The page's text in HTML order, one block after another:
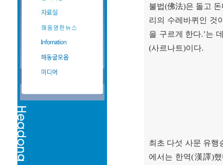
불법(佛法)은 돌고
리의 수레바퀴인 것
을 구르게 한다.’는
(사르나트)이다.
최초 다섯 사문 유행
에서는 한역(漢譯)